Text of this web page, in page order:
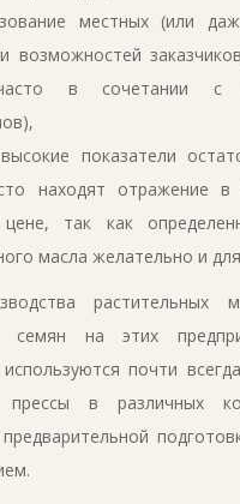
местных (или
возможностей
в сочетании с
показатели
находят отражение в
так как
масла желательно и
растительных
семян на этих
почти
прессы в различных